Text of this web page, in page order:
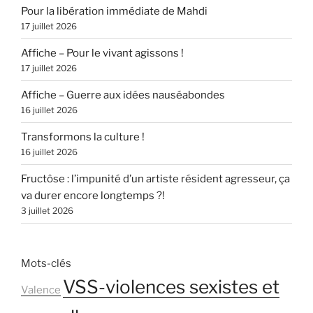
Pour la libération immédiate de Mahdi
17 juillet 2026
Affiche – Pour le vivant agissons !
17 juillet 2026
Affiche – Guerre aux idées nauséabondes
16 juillet 2026
Transformons la culture !
16 juillet 2026
Fructôse : l’impunité d’un artiste résident agresseur, ça
va durer encore longtemps ?!
3 juillet 2026
Mots-clés
Valence VSS-violences sexistes et